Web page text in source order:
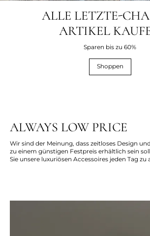
ALLE LETZTE-
ARTIKEL
Sparen bis zu 60%
Shoppen
ALWAYS LOW PRICE
Wir sind der Meinung, dass zeitloses Design
zu einem günstigen Festpreis erhältlich sein
Sie unsere luxuriösen Accessoires jeden Tag zu